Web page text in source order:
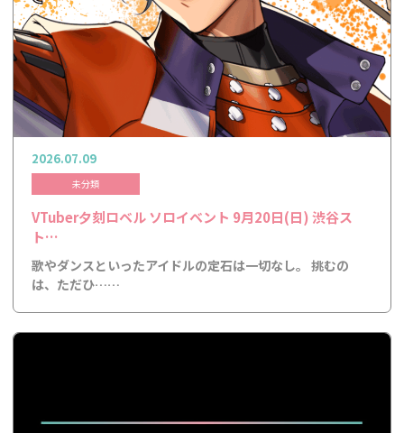
2026.07.09
未分類
VTuber夕刻ロベル ソロイベント 9月20日(日) 渋谷ス
ト…
歌やダンスといったアイドルの定石は一切なし。 挑むの
は、ただひ……